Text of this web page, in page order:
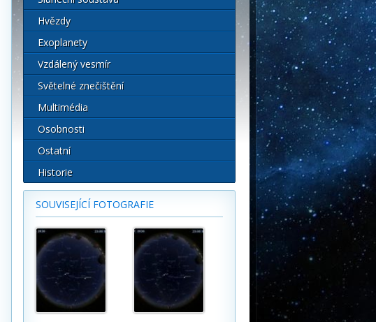
Hvězdy
Exoplanety
Vzdálený vesmír
Světelné znečištění
Multimédia
Osobnosti
Ostatní
Historie
SOUVISEJÍCÍ FOTOGRAFIE